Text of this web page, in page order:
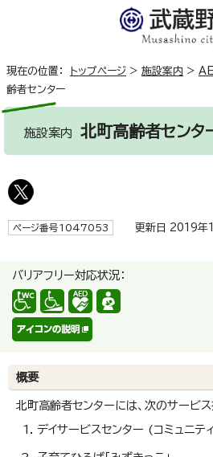
現在の位置： トップページ > 施設案内 >
齢者センター
施設案内 北町高齢者センタ
ページ番号1047053 更新日 2019年1
バリアフリー対応状況：
概要
北町高齢者センターには、次のサービ
デイサービスセンター (コミュニテ